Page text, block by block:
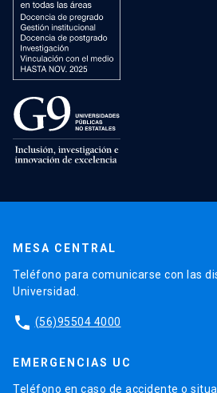
MESA CENTRAL
Teléfono para comunicarse con las
Universidad.
phone (56)95504 4000
EMERGENCIAS UC
Teléfono en caso de accidente o